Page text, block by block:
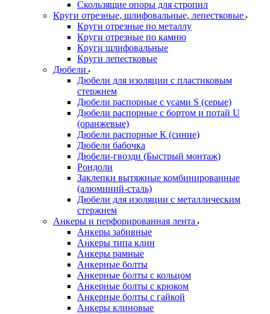
Скользящие опоры для стропил
Круги отрезные, шлифовальные, лепестковые
Круги отрезные по металлу
Круги отрезные по камню
Круги шлифовальные
Круги лепестковые
Дюбели
Дюбели для изоляции с пластиковым
стержнем
Дюбели распорные с усами S (серые)
Дюбели распорные c бортом и потай U
(оранжевые)
Дюбели распорные К (синие)
Дюбели бабочка
Дюбели-гвозди (Быстрый монтаж)
Рондоли
Заклепки вытяжные комбинированные
(алюминий-сталь)
Дюбели для изоляции с металлическим
стержнем
Анкеры и перфорированная лента
Анкеры забивные
Анкеры типа клин
Анкеры рамные
Анкерные болты
Анкерные болты с кольцом
Анкерные болты с крюком
Анкерные болты с гайкой
Анкеры клиновые